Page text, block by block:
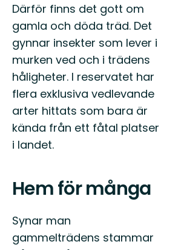
Därför finns det gott om
gamla och döda träd. Det
gynnar insekter som lever i
murken ved och i trädens
håligheter. I reservatet har
flera exklusiva vedlevande
arter hittats som bara är
kända från ett fåtal platser
i landet.
Hem för många
Synar man
gammelträdens stammar